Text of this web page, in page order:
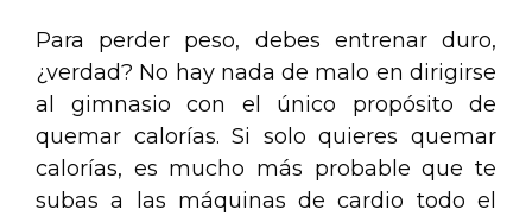
Para perder peso, debes entrenar duro,
¿verdad? No hay nada de malo en dirigirse
al gimnasio con el único propósito de
quemar calorías. Si solo quieres quemar
calorías, es mucho más probable que te
subas a las máquinas de cardio todo el